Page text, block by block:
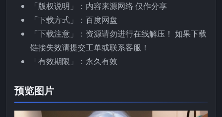
「版权说明」：内容来源网络 仅作分享
「下载方式」：百度网盘
「下载注意」：资源请勿进行在线解压！ 如果下载
链接失效请提交工单或联系客服！
「有效期限」：永久有效
预览图片